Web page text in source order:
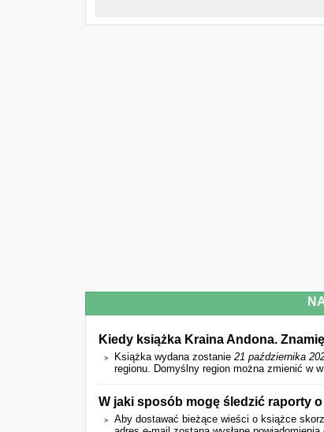
Kiedy książka Kraina Andona.
Książka wydana zostanie 21 października
regionu. Domyślny region można zmienić w
W jaki sposób mogę śledzić raporty
Aby dostawać bieżące wieści o książce